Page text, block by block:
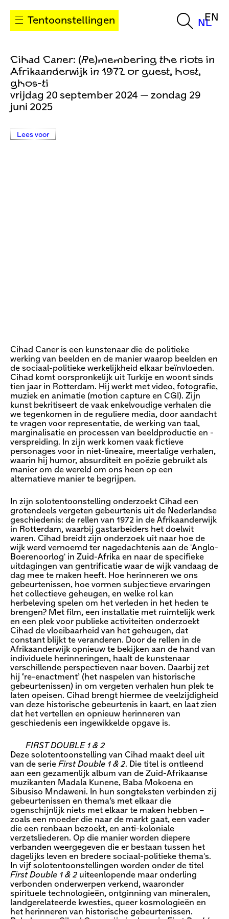
Tentoonstellingen NL
EN
Cihad Caner: (Re)membering the riots in
Afrikaanderwijk in 1972 or guest, host,
ghos-ti
vrijdag 20 september 2024 — zondag 29
juni 2025
Lees voor
Cihad Caner is een kunstenaar die de politieke
werking van beelden en de manier waarop beelden en
de sociaal-politieke werkelijkheid elkaar beïnvloeden.
Cihad komt oorspronkelijk uit Turkije en woont sinds
tien jaar in Rotterdam. Hij werkt met video, fotografie,
muziek en animatie (motion capture en CGI). Zijn
kunst bekritiseert de vaak enkelvoudige verhalen die
we tegenkomen in de reguliere media, door aandacht
te vragen voor representatie, de werking van taal,
marginalisatie en processen van beeldproductie en -
verspreiding. In zijn werk komen vaak fictieve
personages voor in niet-lineaire, meertalige verhalen,
waarin hij humor, absurditeit en poëzie gebruikt als
manier om de wereld om ons heen op een
alternatieve manier te begrijpen.
In zijn solotentoonstelling onderzoekt Cihad een
grotendeels vergeten gebeurtenis uit de Nederlandse
geschiedenis: de rellen van 1972 in de Afrikaanderwijk
in Rotterdam, waarbij gastarbeiders het doelwit
waren. Cihad breidt zijn onderzoek uit naar hoe de
wijk werd vernoemd ter nagedachtenis aan de 'Anglo-
Boerenoorlog' in Zuid-Afrika en naar de specifieke
uitdagingen van gentrificatie waar de wijk vandaag de
dag mee te maken heeft. Hoe herinneren we ons
gebeurtenissen, hoe vormen subjectieve ervaringen
het collectieve geheugen, en welke rol kan
herbeleving spelen om het verleden in het heden te
brengen? Met film, een installatie met ruimtelijk werk
en een plek voor publieke activiteiten onderzoekt
Cihad de vloeibaarheid van het geheugen, dat
constant blijkt te veranderen. Door de rellen in de
Afrikaanderwijk opnieuw te bekijken aan de hand van
individuele herinneringen, haalt de kunstenaar
verschillende perspectieven naar boven. Daarbij zet
hij ‘re-enactment’ (het naspelen van historische
gebeurtenissen) in om vergeten verhalen hun plek te
laten opeisen. Cihad brengt hiermee de veelzijdigheid
van deze historische gebeurtenis in kaart, en laat zien
dat het vertellen en opnieuw herinneren van
geschiedenis een ingewikkelde opgave is.
FIRST DOUBLE 1 & 2
Deze solotentoonstelling van Cihad maakt deel uit
van de serie First Double 1 & 2. Die titel is ontleend
aan een gezamenlijk album van de Zuid-Afrikaanse
muzikanten Madala Kunene, Baba Mokoena en
Sibusiso Mndaweni. In hun songteksten verbinden zij
gebeurtenissen en thema’s met elkaar die
ogenschijnlijk niets met elkaar te maken hebben –
zoals een moeder die naar de markt gaat, een vader
die een renbaan bezoekt, en anti-koloniale
verzetsliederen. Op die manier worden diepere
verbanden weergegeven die er bestaan tussen het
dagelijks leven en bredere sociaal-politieke thema's.
In vijf solotentoonstellingen worden onder de titel
First Double 1 & 2 uiteenlopende maar onderling
verbonden onderwerpen verkend, waaronder
spirituele technologieën, ontginning van mineralen,
landgerelateerde kwesties, queer kosmologieën en
het herinneren van historische gebeurtenissen.